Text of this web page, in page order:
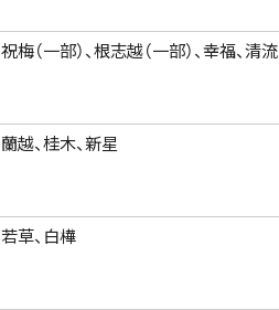
祝梅（一部）、根志越（一部）、幸福、清流
蘭越、桂木、新星
若草、白樺